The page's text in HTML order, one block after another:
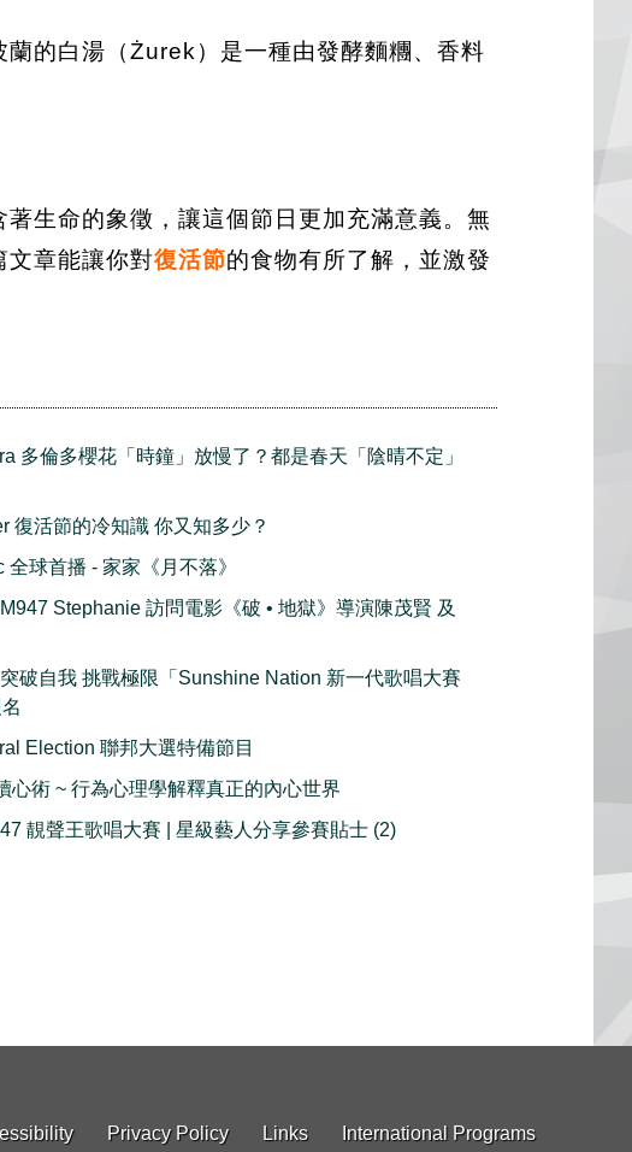
的白湯（Żurek）是一種由發酵麵糰、香料
生命的象徵，讓這個節日更加充滿意義。無
文章能讓你對復活節的食物有所了解，並激發
多倫多櫻花「時鐘」放慢了？都是春天「陰晴不定」
復活節的冷知識 你又知多少？
全球首播 - 家家《月不落》
Stephanie 訪問電影《破 • 地獄》導演陳茂賢 及
破自我 挑戰極限「Sunshine Nation 新一代歌唱大賽
Election 聯邦大選特備節目
心術 ~ 行為心理學解釋真正的內心世界
靚聲王歌唱大賽 | 星級藝人分享參賽貼士 (2)
Privacy Policy Links International Programs